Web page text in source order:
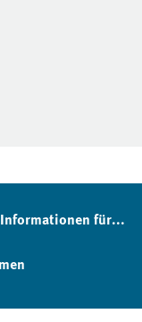
Informationen für...